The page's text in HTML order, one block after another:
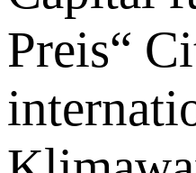
Preis“